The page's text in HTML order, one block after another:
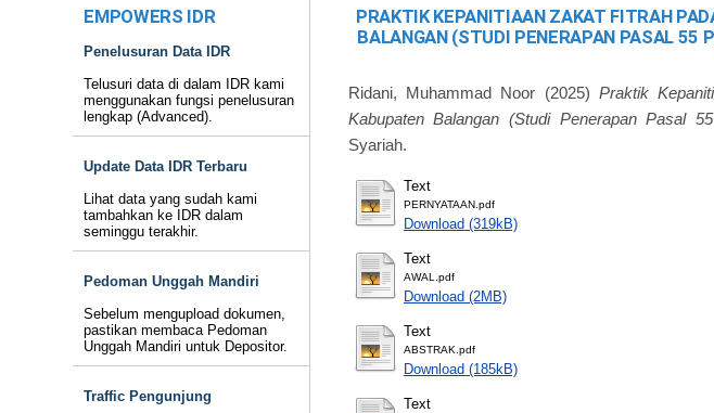
EMPOWERS IDR
Penelusuran Data IDR
Telusuri data di dalam IDR kami
menggunakan fungsi penelusuran
lengkap (Advanced).
Update Data IDR Terbaru
Lihat data yang sudah kami
tambahkan ke IDR dalam
seminggu terakhir.
Pedoman Unggah Mandiri
Sebelum mengupload dokumen,
pastikan membaca Pedoman
Unggah Mandiri untuk Depositor.
Traffic Pengunjung
PRAKTIK KEPANITIAAN ZAKAT FITRAH
BALANGAN (STUDI PENERAPAN PASAL 55
Ridani, Muhammad Noor (2025) Praktik
Kabupaten Balangan (Studi Penerapan Pasal
Syariah.
Text
PERNYATAAN.pdf
Download (319kB)
Text
AWAL.pdf
Download (2MB)
Text
ABSTRAK.pdf
Download (185kB)
Text